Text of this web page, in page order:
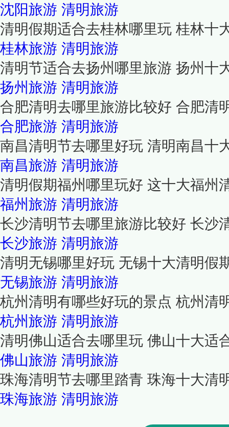
沈阳旅游 清明旅游
清明假期适合去桂林哪里玩 桂林十
桂林旅游 清明旅游
清明节适合去扬州哪里旅游 扬州十
扬州旅游 清明旅游
合肥清明去哪里旅游比较好 合肥清
合肥旅游 清明旅游
南昌清明节去哪里好玩 清明南昌十
南昌旅游 清明旅游
清明假期福州哪里玩好 这十大福州
福州旅游 清明旅游
长沙清明节去哪里旅游比较好 长沙
长沙旅游 清明旅游
清明无锡哪里好玩 无锡十大清明假
无锡旅游 清明旅游
杭州清明有哪些好玩的景点 杭州清
杭州旅游 清明旅游
清明佛山适合去哪里玩 佛山十大适
佛山旅游 清明旅游
珠海清明节去哪里踏青 珠海十大清
珠海旅游 清明旅游